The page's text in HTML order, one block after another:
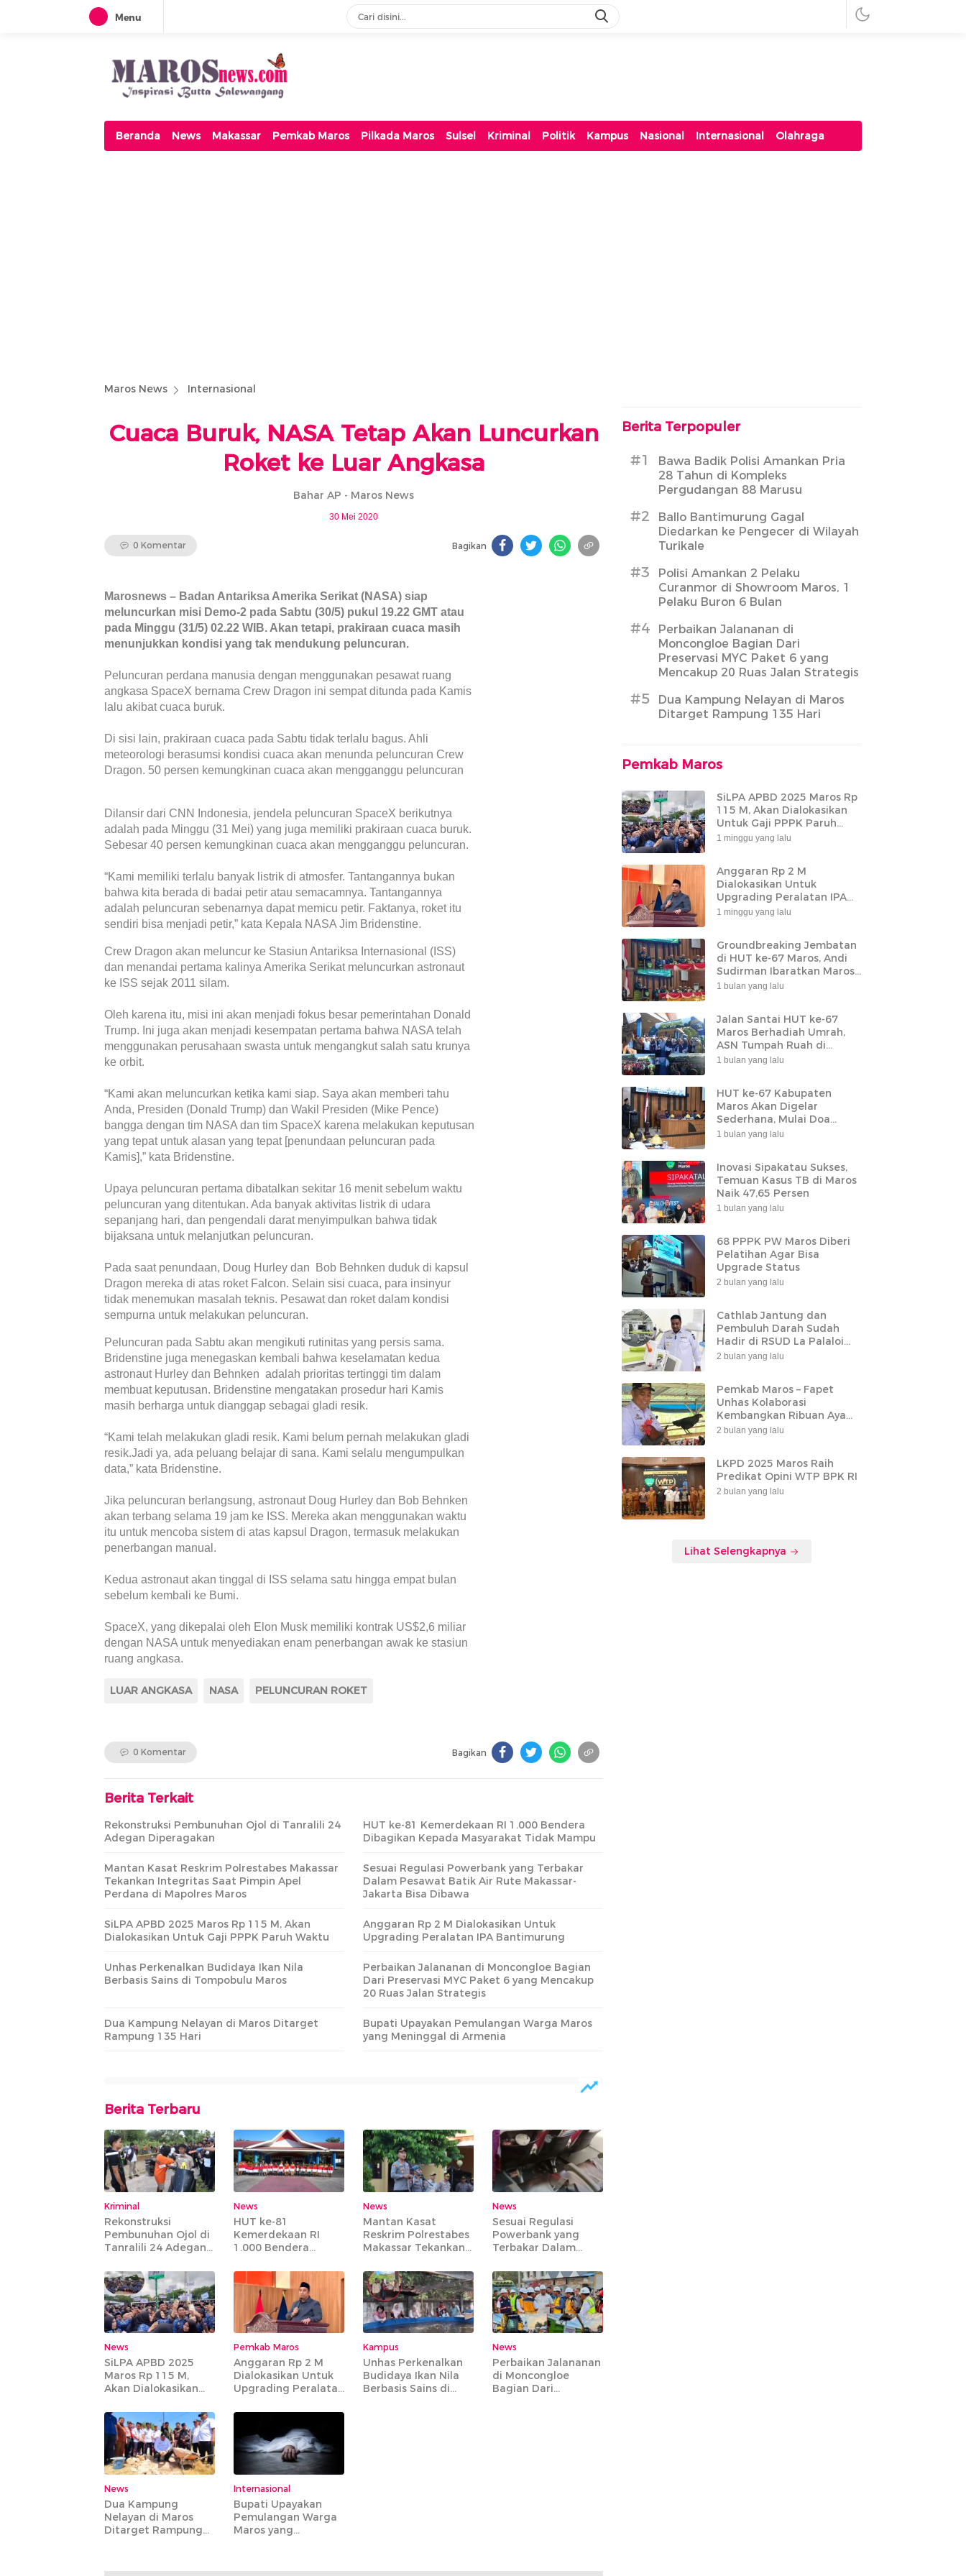
Menu
Maros News
Inspirasi Butta Salewangang
Beranda News Makassar Pemkab Maros Pilkada Maros Sulsel Kriminal Politik Kampus Nasional Internasional Olahraga
Maros News Internasional
Cuaca Buruk, NASA Tetap Akan Luncurkan
Roket ke Luar Angkasa
Bahar AP - Maros News
30 Mei 2020
0 Komentar Bagikan
Marosnews – Badan Antariksa Amerika Serikat (NASA) siap
meluncurkan misi Demo-2 pada Sabtu (30/5) pukul 19.22 GMT atau
pada Minggu (31/5) 02.22 WIB. Akan tetapi, prakiraan cuaca masih
menunjukkan kondisi yang tak mendukung peluncuran.
Peluncuran perdana manusia dengan menggunakan pesawat ruang
angkasa SpaceX bernama Crew Dragon ini sempat ditunda pada Kamis
lalu akibat cuaca buruk.
Di sisi lain, prakiraan cuaca pada Sabtu tidak terlalu bagus. Ahli
meteorologi berasumsi kondisi cuaca akan menunda peluncuran Crew
Dragon. 50 persen kemungkinan cuaca akan mengganggu peluncuran
Dilansir dari CNN Indonesia, jendela peluncuran SpaceX berikutnya
adalah pada Minggu (31 Mei) yang juga memiliki prakiraan cuaca buruk.
Sebesar 40 persen kemungkinan cuaca akan mengganggu peluncuran.
“Kami memiliki terlalu banyak listrik di atmosfer. Tantangannya bukan
bahwa kita berada di badai petir atau semacamnya. Tantangannya
adalah peluncuran sebenarnya dapat memicu petir. Faktanya, roket itu
sendiri bisa menjadi petir,” kata Kepala NASA Jim Bridenstine.
Crew Dragon akan meluncur ke Stasiun Antariksa Internasional (ISS)
dan menandai pertama kalinya Amerika Serikat meluncurkan astronaut
ke ISS sejak 2011 silam.
Oleh karena itu, misi ini akan menjadi fokus besar pemerintahan Donald
Trump. Ini juga akan menjadi kesempatan pertama bahwa NASA telah
menggunakan perusahaan swasta untuk mengangkut salah satu krunya
ke orbit.
“Kami akan meluncurkan ketika kami siap. Saya akan memberi tahu
Anda, Presiden (Donald Trump) dan Wakil Presiden (Mike Pence)
bangga dengan tim NASA dan tim SpaceX karena melakukan keputusan
yang tepat untuk alasan yang tepat [penundaan peluncuran pada
Kamis],” kata Bridenstine.
Upaya peluncuran pertama dibatalkan sekitar 16 menit sebelum waktu
peluncuran yang ditentukan. Ada banyak aktivitas listrik di udara
sepanjang hari, dan pengendali darat menyimpulkan bahwa tidak
bijaksana untuk melanjutkan peluncuran.
Pada saat penundaan, Doug Hurley dan Bob Behnken duduk di kapsul
Dragon mereka di atas roket Falcon. Selain sisi cuaca, para insinyur
tidak menemukan masalah teknis. Pesawat dan roket dalam kondisi
sempurna untuk melakukan peluncuran.
Peluncuran pada Sabtu akan mengikuti rutinitas yang persis sama.
Bridenstine juga menegaskan kembali bahwa keselamatan kedua
astronaut Hurley dan Behnken adalah prioritas tertinggi tim dalam
membuat keputusan. Bridenstine mengatakan prosedur hari Kamis
masih berharga untuk dianggap sebagai gladi resik.
“Kami telah melakukan gladi resik. Kami belum pernah melakukan gladi
resik.Jadi ya, ada peluang belajar di sana. Kami selalu mengumpulkan
data,” kata Bridenstine.
Jika peluncuran berlangsung, astronaut Doug Hurley dan Bob Behnken
akan terbang selama 19 jam ke ISS. Mereka akan menggunakan waktu
itu untuk mencoba sistem di atas kapsul Dragon, termasuk melakukan
penerbangan manual.
Kedua astronaut akan tinggal di ISS selama satu hingga empat bulan
sebelum kembali ke Bumi.
SpaceX, yang dikepalai oleh Elon Musk memiliki kontrak US$2,6 miliar
dengan NASA untuk menyediakan enam penerbangan awak ke stasiun
ruang angkasa.
LUAR ANGKASA NASA PELUNCURAN ROKET
0 Komentar Bagikan
Berita Terkait
Rekonstruksi Pembunuhan Ojol di Tanralili 24
Adegan Diperagakan
HUT ke-81 Kemerdekaan RI 1.000 Bendera
Dibagikan Kepada Masyarakat Tidak Mampu
Mantan Kasat Reskrim Polrestabes Makassar
Tekankan Integritas Saat Pimpin Apel
Perdana di Mapolres Maros
Sesuai Regulasi Powerbank yang Terbakar
Dalam Pesawat Batik Air Rute Makassar-
Jakarta Bisa Dibawa
SiLPA APBD 2025 Maros Rp 115 M, Akan
Dialokasikan Untuk Gaji PPPK Paruh Waktu
Anggaran Rp 2 M Dialokasikan Untuk
Upgrading Peralatan IPA Bantimurung
Unhas Perkenalkan Budidaya Ikan Nila
Berbasis Sains di Tompobulu Maros
Perbaikan Jalananan di Moncongloe Bagian
Dari Preservasi MYC Paket 6 yang Mencakup
20 Ruas Jalan Strategis
Dua Kampung Nelayan di Maros Ditarget
Rampung 135 Hari
Bupati Upayakan Pemulangan Warga Maros
yang Meninggal di Armenia
Berita Terbaru
Kriminal
Rekonstruksi
Pembunuhan Ojol di
Tanralili 24 Adegan
News
HUT ke-81
Kemerdekaan RI
1.000 Bendera
Masyarakat Tidak
Mampu
News
Mantan Kasat
Reskrim Polrestabes
Makassar Tekankan
Pimpin Apel Perdana
di Mapolres Maros
News
Sesuai Regulasi
Powerbank yang
Terbakar Dalam
Rute Makassar-
Jakarta Bisa Dibawa
News
SiLPA APBD 2025
Maros Rp 115 M,
Akan Dialokasikan
Paruh Waktu
Pemkab Maros
Anggaran Rp 2 M
Dialokasikan Untuk
Upgrading Peralatan
Kampus
Unhas Perkenalkan
Budidaya Ikan Nila
Berbasis Sains di
News
Perbaikan Jalananan
di Moncongloe
Bagian Dari
News
Dua Kampung
Nelayan di Maros
Ditarget Rampung
Internasional
Bupati Upayakan
Pemulangan Warga
Maros yang
Berita Terpopuler
#1
Bawa Badik Polisi Amankan Pria
28 Tahun di Kompleks
Pergudangan 88 Marusu
#2
Ballo Bantimurung Gagal
Diedarkan ke Pengecer di Wilayah
Turikale
#3
Polisi Amankan 2 Pelaku
Curanmor di Showroom Maros, 1
Pelaku Buron 6 Bulan
#4
Perbaikan Jalananan di
Moncongloe Bagian Dari
Preservasi MYC Paket 6 yang
Mencakup 20 Ruas Jalan Strategis
#5
Dua Kampung Nelayan di Maros
Ditarget Rampung 135 Hari
Pemkab Maros
SiLPA APBD 2025 Maros Rp
115 M, Akan Dialokasikan
Untuk Gaji PPPK Paruh
Waktu
1 minggu yang lalu
Anggaran Rp 2 M
Dialokasikan Untuk
Upgrading Peralatan IPA
Bantimurung
1 minggu yang lalu
Groundbreaking Jembatan
di HUT ke-67 Maros, Andi
Sudirman Ibaratkan Maros
Sebagai Leher Sulsel
1 bulan yang lalu
Jalan Santai HUT ke-67
Maros Berhadiah Umrah,
ASN Tumpah Ruah di
Lapangan Pallantikang
1 bulan yang lalu
HUT ke-67 Kabupaten
Maros Akan Digelar
Sederhana, Mulai Doa
Bersama hingga
1 bulan yang lalu
Inovasi Sipakatau Sukses,
Temuan Kasus TB di Maros
Naik 47,65 Persen
1 bulan yang lalu
68 PPPK PW Maros Diberi
Pelatihan Agar Bisa
Upgrade Status
2 bulan yang lalu
Cathlab Jantung dan
Pembuluh Darah Sudah
Hadir di RSUD La Palaloi
Maros
2 bulan yang lalu
Pemkab Maros – Fapet
Unhas Kolaborasi
Kembangkan Ribuan Ayam
Alope di Tompobulu
2 bulan yang lalu
LKPD 2025 Maros Raih
Predikat Opini WTP BPK RI
2 bulan yang lalu
Lihat Selengkapnya